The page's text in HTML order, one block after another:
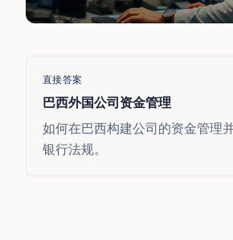
直接答案
巴西外国公司资金管理
如何在巴西构建公司的资金管理
银行法规。